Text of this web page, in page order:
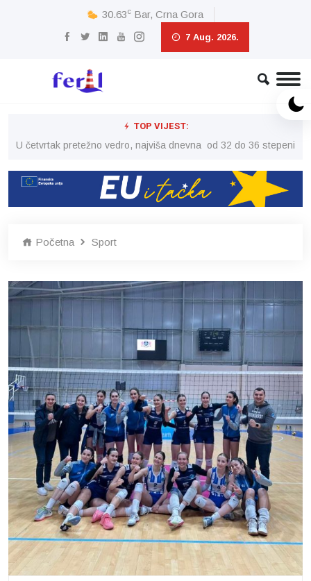
30.63c Bar, Crna Gora
7 Aug. 2026.
TOP VIJEST:
U četvrtak pretežno vedro, najviša dnevna od 32 do 36 stepeni
Početna Sport